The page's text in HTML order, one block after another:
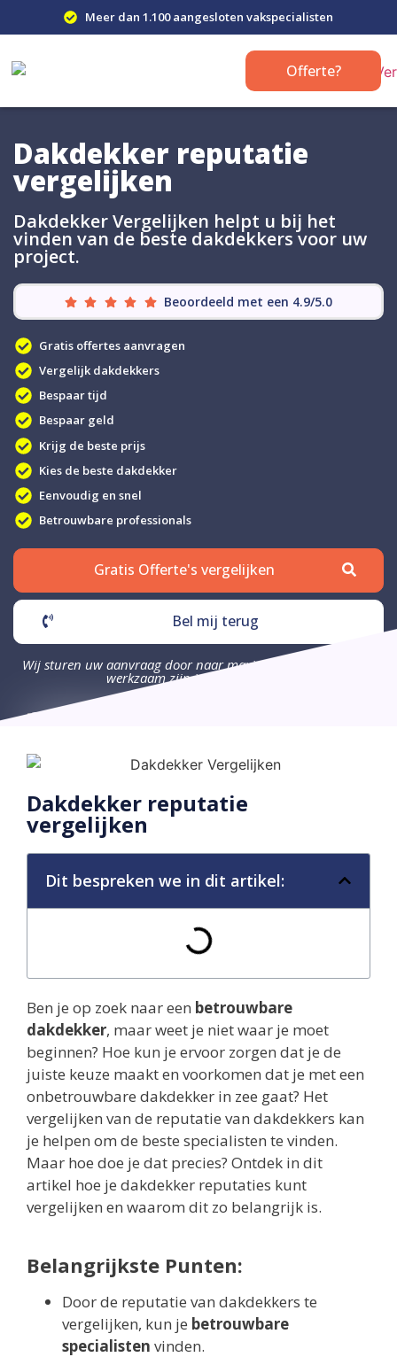
Meer dan 1.100 aangesloten vakspecialisten
Offerte?
Dakdekker reputatie
vergelijken
Dakdekker Vergelijken helpt u bij het
vinden van de beste dakdekkers voor uw
project.
Beoordeeld met een 4.9/5.0
Gratis offertes aanvragen
Vergelijk dakdekkers
Bespaar tijd
Bespaar geld
Krijg de beste prijs
Kies de beste dakdekker
Eenvoudig en snel
Betrouwbare professionals
Gratis Offerte's vergelijken
Bel mij terug
Wij sturen uw aanvraag door naar maximaal 4 bedrijven die
werkzaam zijn in uw omgeving.
Dakdekker reputatie
vergelijken
Dit bespreken we in dit artikel:
Ben je op zoek naar een betrouwbare
dakdekker, maar weet je niet waar je moet
beginnen? Hoe kun je ervoor zorgen dat je de
juiste keuze maakt en voorkomen dat je met een
onbetrouwbare dakdekker in zee gaat? Het
vergelijken van de reputatie van dakdekkers kan
je helpen om de beste specialisten te vinden.
Maar hoe doe je dat precies? Ontdek in dit
artikel hoe je dakdekker reputaties kunt
vergelijken en waarom dit zo belangrijk is.
Belangrijkste Punten:
Door de reputatie van dakdekkers te
vergelijken, kun je betrouwbare
specialisten vinden.